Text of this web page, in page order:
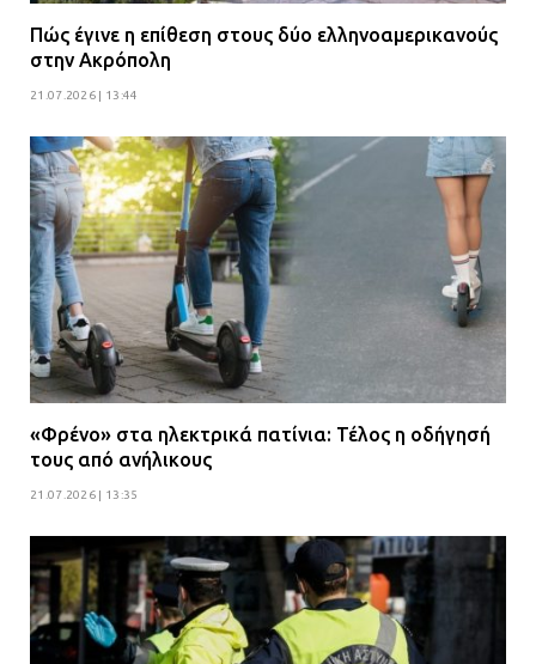
Πώς έγινε η επίθεση στους δύο ελληνοαμερικανούς
στην Ακρόπολη
21.07.2026 | 13:44
«Φρένο» στα ηλεκτρικά πατίνια: Τέλος η οδήγησή
τους από ανήλικους
21.07.2026 | 13:35